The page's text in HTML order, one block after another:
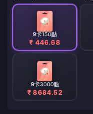
9卡150點
₹ 446.68
9卡3000點
₹ 8684.52